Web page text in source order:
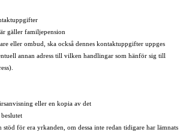
gäller familjepension
eller ombud, ska också dennes kontaktuppgifter uppges
annan adress till vilken handlingar som hänför sig till
eller en kopia av det
för era yrkanden, om dessa inte redan tidigare har lämnats